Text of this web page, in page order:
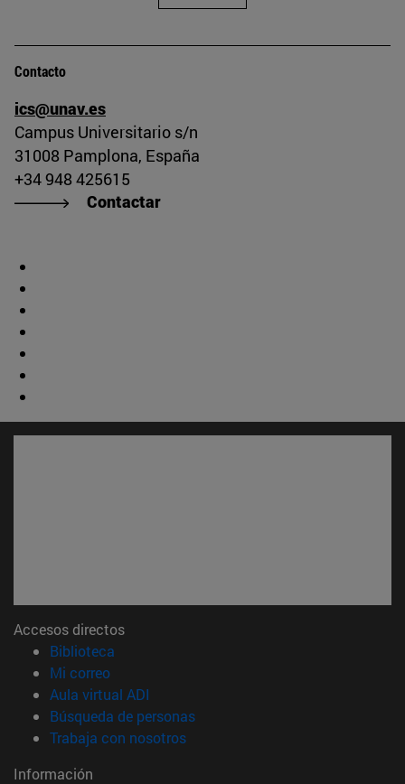
Contacto
ics@unav.es
Campus Universitario s/n
31008 Pamplona, España
+34 948 425615
Contactar
Accesos directos
Biblioteca
Mi correo(abre en nueva ventana)
Aula virtual ADI
Búsqueda de personas(abre en nueva ventana)
Trabaja con nosotros(abre en nueva ventana)
Información